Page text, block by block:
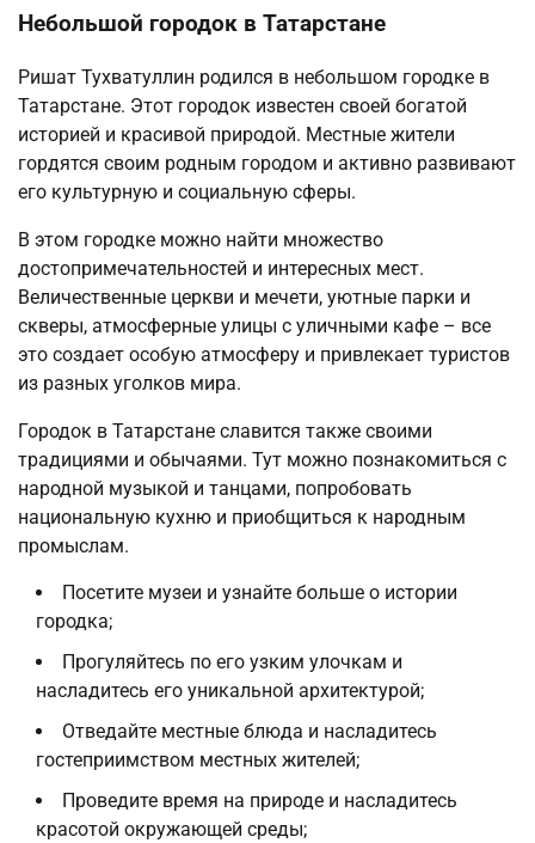
Небольшой городок в Татарстане
Ришат Тухватуллин родился в небольшом городке в
Татарстане. Этот городок известен своей богатой
историей и красивой природой. Местные жители
гордятся своим родным городом и активно развивают
его культурную и социальную сферы.
В этом городке можно найти множество
достопримечательностей и интересных мест.
Величественные церкви и мечети, уютные парки и
скверы, атмосферные улицы с уличными кафе – все
это создает особую атмосферу и привлекает туристов
из разных уголков мира.
Городок в Татарстане славится также своими
традициями и обычаями. Тут можно познакомиться с
народной музыкой и танцами, попробовать
национальную кухню и приобщиться к народным
промыслам.
Посетите музеи и узнайте больше о истории
городка;
Прогуляйтесь по его узким улочкам и
насладитесь его уникальной архитектурой;
Отведайте местные блюда и насладитесь
гостеприимством местных жителей;
Проведите время на природе и насладитесь
красотой окружающей среды;